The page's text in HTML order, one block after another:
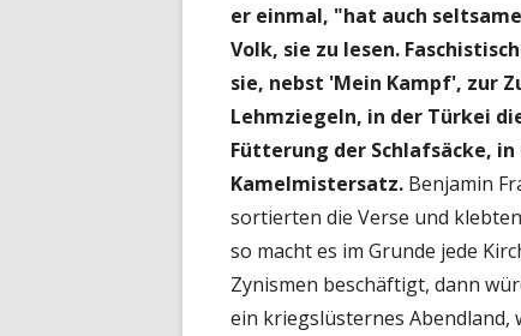
er einmal, "hat auch
Volk, sie zu lesen.
sie, nebst 'Mein Kampf', zur
Lehmziegeln, in der Türkei
Fütterung der Schlafsäcke,
Kamelmistersatz. Benjamin
sortierten die Verse und
so macht es im Grunde jede
Zynismen beschäftigt, dann
ein kriegslüsternes Abendland,